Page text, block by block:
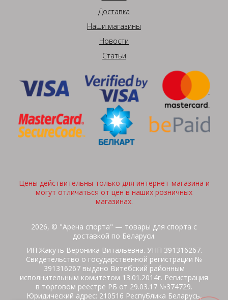
Доставка
Наши магазины
Новости
Статьи
Цены действительны только для интернет-магазина и
могут отличаться от цен в наших розничных
магазинах.
2026, © "Арена спорта" — товары для спорта с
доставкой по Беларуси.
ИП Жакуть Вероника Витальевна. УНП 391316267.
Свидетельство о государственной регистрации №
391316267 выдано Витебский районным
исполнительным комитетом 13.01.2014г. Регистрация
в торговом реестре РБ от 29.03.17 №374729.
Юридический адрес: 210516 Республика Беларусь,